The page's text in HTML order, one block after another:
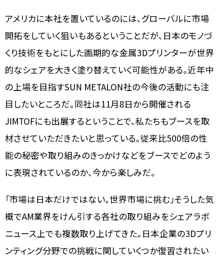
アメリカに本社を置いているのには、グローバルに市場
開拓をしていく狙いもあるということだが、日本のモノづ
くり技術をもとにした画期的な金属3Dプリンターが世界
的なシェアを大きく塗り替えていく可能性がある。近年中
の上場を目指すSUN METALON社の今後の活動にも注
目したいところだ。同社は11月8日から開催される
JIMTOFにも出展するということで、私たちもブースを取
材させていただきたいと思っている。従来比500倍の性
能の秘密や取り組みのきっかけなどをブースでどのよう
に表現されているのか、今から楽しみだ。
「市場は日本だけではない。世界市場に挑む」そうした気
概でAM業界をけん引する各社の取り組みをシェアラボ
ニュース上でも複数取り上げてきた。日本企業の3Dプリ
ンティング分野での挑戦に関していくつか復習されたい